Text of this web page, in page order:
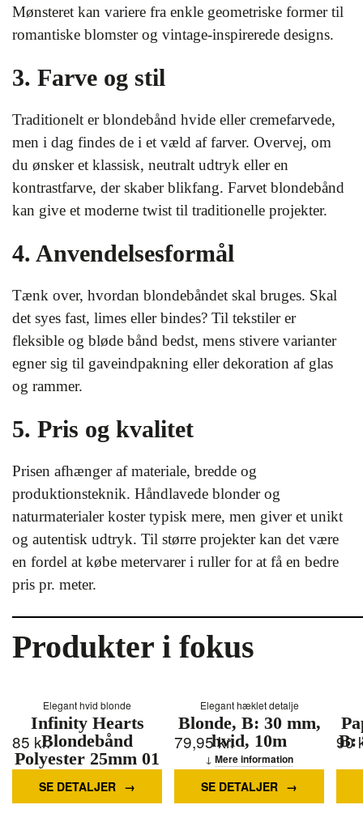
Mønsteret kan variere fra enkle geometriske former til
romantiske blomster og vintage-inspirerede designs.
3. Farve og stil
Traditionelt er blondebånd hvide eller cremefarvede,
men i dag findes de i et væld af farver. Overvej, om
du ønsker et klassisk, neutralt udtryk eller en
kontrastfarve, der skaber blikfang. Farvet blondebånd
kan give et moderne twist til traditionelle projekter.
4. Anvendelsesformål
Tænk over, hvordan blondebåndet skal bruges. Skal
det syes fast, limes eller bindes? Til tekstiler er
fleksible og bløde bånd bedst, mens stivere varianter
egner sig til gaveindpakning eller dekoration af glas
og rammer.
5. Pris og kvalitet
Prisen afhænger af materiale, bredde og
produktionsteknik. Håndlavede blonder og
naturmaterialer koster typisk mere, men giver et unikt
og autentisk udtryk. Til større projekter kan det være
en fordel at købe metervarer i ruller for at få en bedre
pris pr. meter.
Produkter i fokus
Elegant hvid blonde
Infinity Hearts
Blondebånd
Polyester 25mm 01
Hvid - 5m
85 kr.
SE DETALJER
Mere information
Elegant hæklet detalje
Blonde, B: 30 mm,
hvid, 10m
79,95kr.
SE DETALJER
Mere information
B:
90